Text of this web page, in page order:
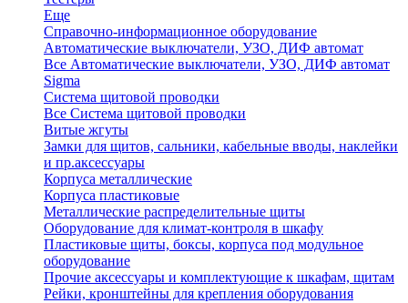
Еще
Справочно-информационное оборудование
Автоматические выключатели, УЗО, ДИФ автомат
Все Автоматические выключатели, УЗО, ДИФ автомат
Sigma
Система щитовой проводки
Все Система щитовой проводки
Витые жгуты
Замки для щитов, сальники, кабельные вводы, наклейки
и пр.аксессуары
Корпуса металлические
Корпуса пластиковые
Металлические распределительные щиты
Оборудование для климат-контроля в шкафу
Пластиковые щиты, боксы, корпуса под модульное
оборудование
Прочие аксессуары и комплектующие к шкафам, щитам
Рейки, кронштейны для крепления оборудования